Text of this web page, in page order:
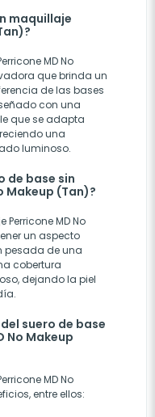
maquillaje
MD No
que brinda un
de las bases
con una
que se adapta
una
luminoso.
de base sin
Makeup (Tan)?
MD No
un aspecto
pesada de una
cobertura
dejando la piel
suero de base
No Makeup
MD No
entre ellos: